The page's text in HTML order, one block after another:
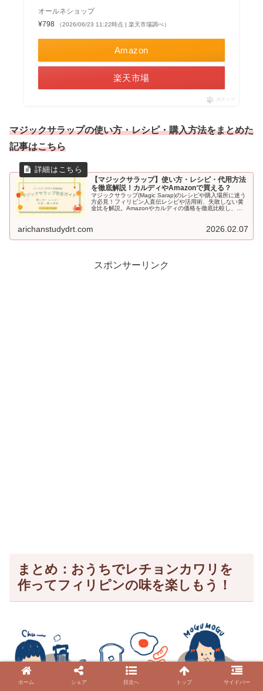
オールネショップ
¥798
（2026/06/23 11:22時点 | 楽天市場調べ）
Amazon
楽天市場
ポチップ
マジックサラップの使い方・レシピ・購入方法をまとめた
記事はこちら
【マジックサラップ】使い方・レシピ・代用方法
を徹底解説！カルディやAmazonで買える？
マジックサラップ(Magic Sarap)のレシピや購入場所に迷う
方必見！フィリピン人直伝レシピや活用術、失敗しない黄
金比を解説。Amazonやカルディの価格を徹底比較し、日
arichanstudydrt.com 2026.02.07
スポンサーリンク
まとめ：おうちでレチョンカワリを
作ってフィリピンの味を楽しもう！
ホーム シェア 目次へ トップ サイドバー